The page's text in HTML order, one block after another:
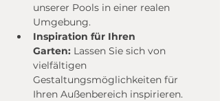
unserer Pools in einer realen
Umgebung.
Inspiration für Ihren
Garten: Lassen Sie sich von
vielfältigen
Gestaltungsmöglichkeiten für
Ihren Außenbereich inspirieren.